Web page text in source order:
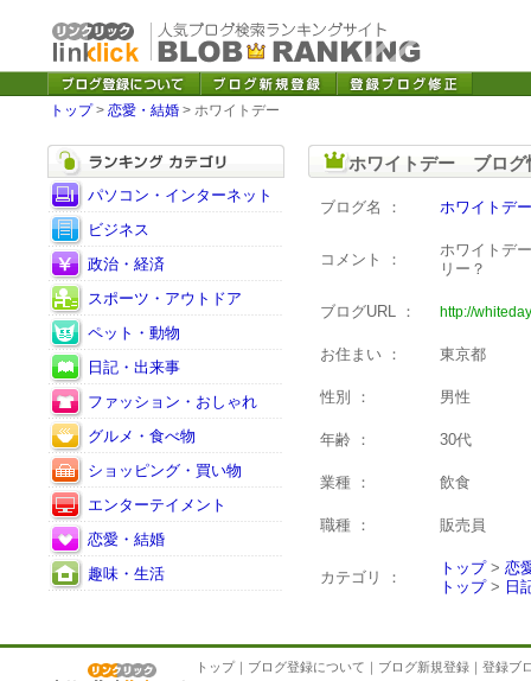
トップ> 恋愛・結婚 > ホワイトデー
パソコン・インターネット
ビジネス
政治・経済
スポーツ・アウトドア
ペット・動物
日記・出来事
ファッション・おしゃれ
グルメ・食べ物
ショッピング・買い物
エンターテイメント
恋愛・結婚
趣味・生活
ホワイトデー ブログ
ブログ名 ： ホワイトデー
コメント ：
ホワイトデ
リー？
ブログURL ： http://
お住まい ： 東京都
性別 ： 男性
年齢 ： 30代
業種 ： 飲食
職種 ： 販売員
カテゴリ ：
トップ> 恋
トップ> 日
トップ｜ ブログ登録について ｜ ブログ新規登録 ｜ 登録ブ